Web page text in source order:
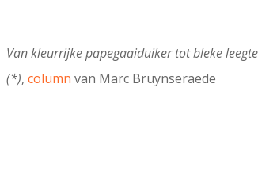
Van kleurrijke papegaaiduiker tot bleke leegte
(*),column van Marc Bruynseraede